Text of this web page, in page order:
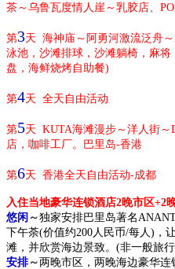
茶～乌鲁瓦度情人崖～乳胶店、
第3天 海神庙～阿勇河激流泛舟
泳池，沙滩排球，沙滩躺椅，麻
盘，海鲜烧烤自助餐)
第4天 全天自由活动
第5天 KUTA海滩漫步～洋人街
店，咖啡工厂。巴里岛-香港
第6天 香港全天自由活动-成都
入住当地豪华连锁酒店2晚市区+2
悠闲 ～独家安排巴里岛著名
下午荼(价值约200人民币/每人)，
滩，并欣赏海边景致。(非一般旅
安排～ 两晚市区，两晚海边豪华连